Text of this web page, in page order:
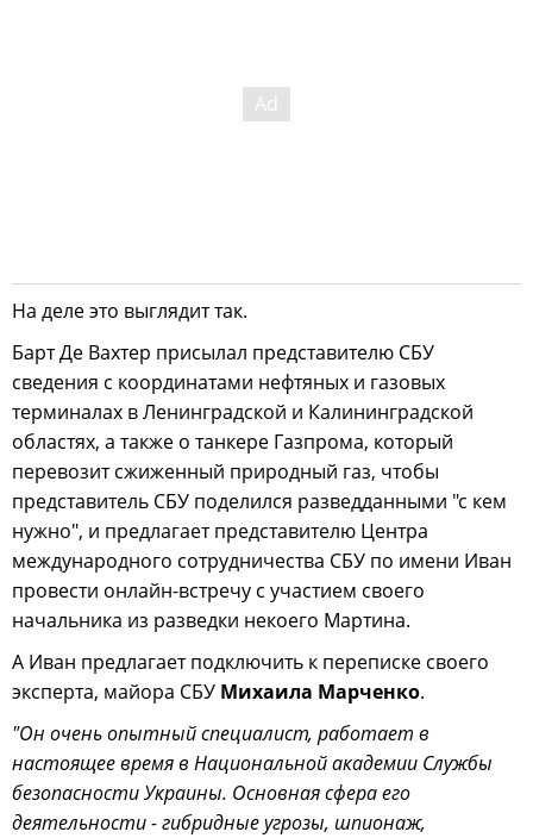
На деле это выглядит так.
Барт Де Вахтер присылал представителю СБУ
сведения с координатами нефтяных и газовых
терминалах в Ленинградской и Калининградской
областях, а также о танкере Газпрома, который
перевозит сжиженный природный газ, чтобы
представитель СБУ поделился разведданными "с кем
нужно", и предлагает представителю Центра
международного сотрудничества СБУ по имени Иван
провести онлайн-встречу с участием своего
начальника из разведки некоего Мартина.
А Иван предлагает подключить к переписке своего
эксперта, майора СБУ Михаила Марченко.
"Он очень опытный специалист, работает в
настоящее время в Национальной академии Службы
безопасности Украины. Основная сфера его
деятельности - гибридные угрозы, шпионаж,